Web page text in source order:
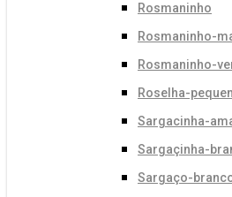
Rosmaninho
Rosmaninho-
Rosmaninho-
Roselha-
Sargacinha-
Sargaçinha-
Sargaço-